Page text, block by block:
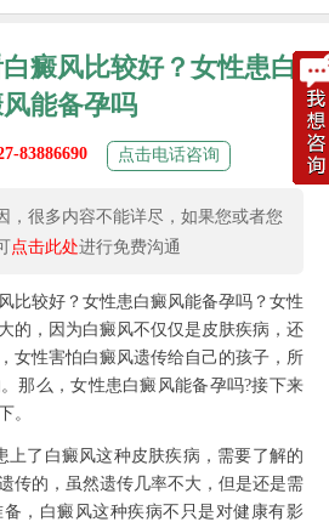
癜风比较好？女性患白
能备孕吗
83886690 点击电话咨询
，很多内容不能详尽，如果您或者您
点击此处进行免费沟通
比较好？女性患白癜风能备孕吗？ 女性
的，因为白癜风不仅仅是皮肤疾病，还
女性害怕白癜风遗传给自己的孩子，所
那么，女性患白癜风能备孕吗?接下来
。
了白癜风这种皮肤疾病，需要了解的
传的，虽然遗传几率不大，但是还是需
，白癜风这种疾病不只是对健康有影